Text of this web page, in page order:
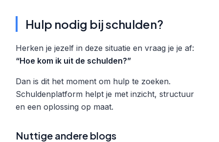
Hulp nodig bij schulden?
Herken je jezelf in deze situatie en vraag je je af:
“Hoe kom ik uit de schulden?”
Dan is dit het moment om hulp te zoeken.
Schuldenplatform helpt je met inzicht, structuur
en een oplossing op maat.
Nuttige andere blogs